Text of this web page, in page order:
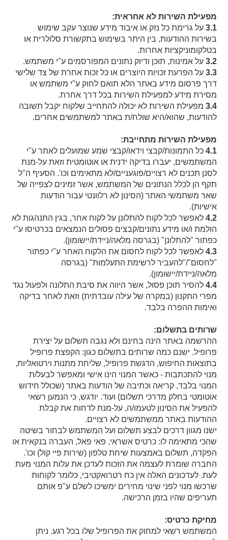
מפעילת השירות לא אחראית:
3.1 על גרימת כל נזק או איבוד מידע שנוצר עקב שימוש
בשירות ההודעות, בין היתר בשימוש בתקשורת סלולרית או
בטלקומוניקציות אחרות.
3.2 על אמינות, תוכן ודיוק נתונים המפורסמים ע"י משתמש.
3.3 על הפרעת זכויות היוצרים או כל זכות אחרת של צד שלישי
דרך פרסום מידע באתר הלא תואם לחוק ע"י משתמש או
מסירת מידע למפעילת השירות בכל דרך אחרת.
3.4 מפעילת השירות לא יכולה להתחייב שלקוח יקבל תשובה
להודעות, שהוא/היא שולח/ת באתר למשתמשים אחרים.
מפעילת השירות מתחייבת:
4.1 כל התמונות/קבצי וידאו/קבצי שמע שמועלים לאתר ע"י
המשתמשים, יעברו בדיקה ידנית או אוטומטית וזאת על-מנת
לסנן תכנים לא רצויים/פוגעניים/לא מתאימים וכו'. הסעיף ה"ל
תקף הן לכלל הנתונים של המשתמש, אשר זמינים לצפייה של
שאר משתמשי האתר (הסינון לא רלוונטי עבור הודעות
אישיות).
4.2 לאפשר לכל לקוח להתלונן על לקוח אחר, בגין התנהגות לא
הולמת ו/או מידע נתונים/קבצים פסולים הנמצאים בכרטיסו ע"י
כפתור "להתלונן" (בגרסה מלאה/ניידת/יישומון).
4.3 לאפשר לכל לקוח לחסום את הלקוח האחר ע"י כפתור
"לחסום"/"להעביר לרשימת התעלמות" (בגרסה
מלאה/ניידת/יישומון).
4.4 להסיר תוכן פסול, אשר היווה את סיבת התלונה ולפעול נגד
מפרי התקנון (במקרה של עילה עובדתית) וזאת לאחר בדיקה
ואימות ההפרה בלבד.
שרותים בתשלום:
ההרשמה באתר הינה בחינם ולא נגבה תשלום על יצירת
פרופיל. ישנם כמה שרותים בתשלום כגון: הקפצת פרופיל
בתוצאות החיפוש, הדגשת פרופיל, שליחת מתנות וירטואליות,
מנוי להתכתבות - כאשר המנוי הינו אישי ומאפשר לבעל/ת
המנוי בלבד, קריאה וכתיבה של הודעות באתר (שכולל חידוש
אוטומטי בחלק מדרכי תשלום) ועוד. יודגש, כי הנמען רשאי
להפעיל את הסינון לטעמו/ה, על-מנת לדחות את קבלת
ההודעות באתר ממשתמשים לא רצויים.
ישנו מגוון דרכים לבצע תשלום ועל המשתמש לבחור בשיטה
שהכי מתאימה לו: כרטיס אשראי, פאי פאל, העברה בנקאית או
הפקדה, תשלום באמצעות שיחת טלפון (שירות פיי קול) וכו'.
החברה שומרת לעצמה את הזכות לעדכן את עלות המנוי מעת
לעת. לעדכונים האלה אין כח רטרואקטיבי, כלומר לקוחות
שרכשו מנוי לפני שינוי מחירים ימשיכו לשלם ע"פ אותם
תעריפים שהיו בזמן הרכישה.
מחיקת כרטיס:
המשתמש רשאי למחוק את הפרופיל שלו בכל רגע. ניתן